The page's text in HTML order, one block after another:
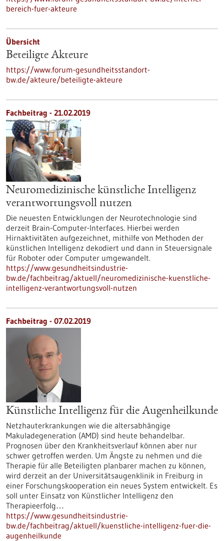
bereich-fuer-akteure
Übersicht
Beteiligte Akteure
https://www.forum-gesundheitsstandort-
bw.de/akteure/beteiligte-akteure
Fachbeitrag - 21.02.2019
Neuromedizinische künstliche Intelligenz
verantwortungsvoll nutzen
Die neuesten Entwicklungen der Neurotechnologie sind
derzeit Brain-Computer-Interfaces. Hierbei werden
Hirnaktivitäten aufgezeichnet, mithilfe von Methoden der
künstlichen Intelligenz dekodiert und dann in Steuersignale
für Roboter oder Computer umgewandelt.
https://www.gesundheitsindustrie-
bw.de/fachbeitrag/aktuell/neuromedizinische-kuenstliche-
intelligenz-verantwortungsvoll-nutzen
Fachbeitrag - 07.02.2019
Künstliche Intelligenz für die Augenheilkunde
Netzhauterkrankungen wie die altersabhängige
Makuladegeneration (AMD) sind heute behandelbar.
Prognosen über den Krankheitsverlauf können aber nur
schwer getroffen werden. Um Ängste zu nehmen und die
Therapie für alle Beteiligten planbarer machen zu können,
wird derzeit an der Universitätsaugenklinik in Freiburg in
einer Forschungskooperation ein neues System entwickelt. Es
soll unter Einsatz von Künstlicher Intelligenz den
Therapieerfolg…
https://www.gesundheitsindustrie-
bw.de/fachbeitrag/aktuell/kuenstliche-intelligenz-fuer-die-
augenheilkunde